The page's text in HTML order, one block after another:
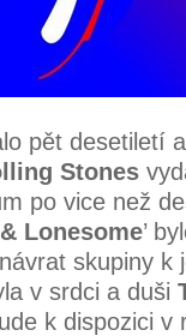
pět desetiletí
Stones
po vice než
Lonesome’
skupiny k
v srdci a duši
k dispozici